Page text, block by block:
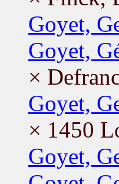
Goyet,
Goyet,
×
Goyet,
× 1450
Goyet,